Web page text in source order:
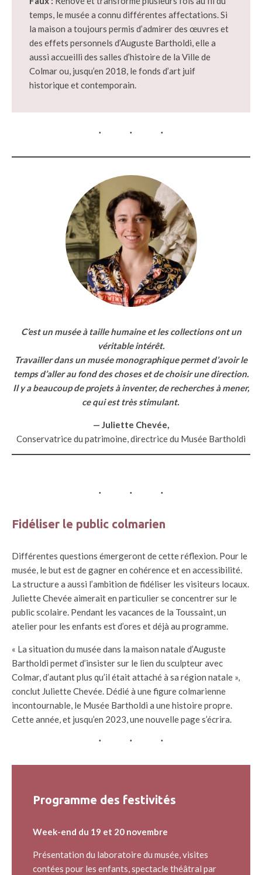
temps, le musée a connu différentes affectations. Si
la maison a toujours permis d’admirer des œuvres et
des effets personnels d’Auguste Bartholdi, elle a
aussi accueilli des salles d’histoire de la Ville de
Colmar ou, jusqu’en 2018, le fonds d’art juif
historique et contemporain.
C’est un musée à taille humaine et les collections ont un
véritable intérêt.
Travailler dans un musée monographique permet d’avoir le
temps d’aller au fond des choses et de choisir une direction.
Il y a beaucoup de projets à inventer, de recherches à mener,
ce qui est très stimulant.
— Juliette Chevée,
Conservatrice du patrimoine, directrice du Musée Bartholdi
Fidéliser le public colmarien
Différentes questions émergeront de cette réflexion. Pour le
musée, le but est de gagner en cohérence et en accessibilité.
La structure a aussi l’ambition de fidéliser les visiteurs locaux.
Juliette Chevée aimerait en particulier se concentrer sur le
public scolaire. Pendant les vacances de la Toussaint, un
atelier pour les enfants est d’ores et déjà au programme.
« La situation du musée dans la maison natale d’Auguste
Bartholdi permet d’insister sur le lien du sculpteur avec
Colmar, d’autant plus qu’il était attaché à sa région natale »,
conclut Juliette Chevée. Dédié à une figure colmarienne
incontournable, le Musée Bartholdi a une histoire propre.
Cette année, et jusqu’en 2023, une nouvelle page s’écrira.
Programme des festivités
Week-end du 19 et 20 novembre
Présentation du laboratoire du musée, visites
contées pour les enfants, spectacle théâtral par